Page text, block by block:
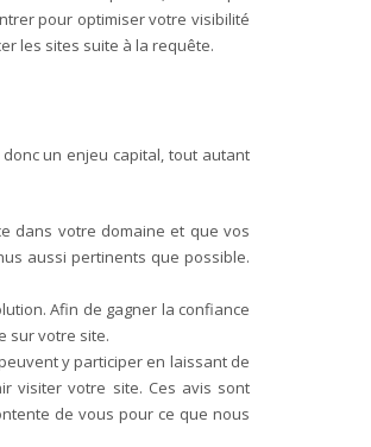
pour optimiser votre visibilité
les sites suite à la requête.
un enjeu capital, tout autant
dans votre domaine et que vos
aussi pertinents que possible.
Afin de gagner la confiance
sur votre site.
y participer en laissant de
visiter votre site. Ces avis sont
de vous pour ce que nous